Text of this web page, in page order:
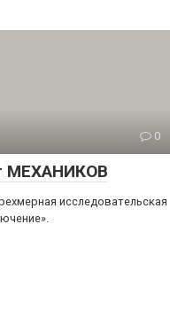
0
МЕХАНИКОВ
исследовательская